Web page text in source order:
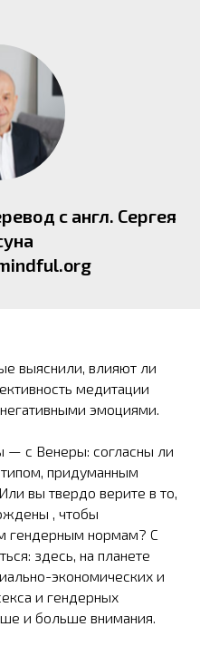
с англ. Сергея
выяснили, влияют ли
медитации
эмоциями.
с Венеры: согласны ли
придуманным
вы твердо верите в то,
, чтобы
гендерным нормам? С
здесь, на планете
экономических и
и гендерных
и больше внимания.